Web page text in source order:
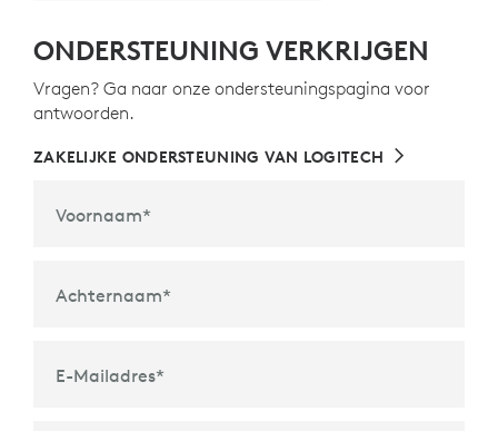
ONDERSTEUNING VERKRIJGEN
Vragen? Ga naar onze ondersteuningspagina voor
antwoorden.
ZAKELIJKE ONDERSTEUNING VAN LOGITECH
Voornaam*
Achternaam*
E-Mailadres*